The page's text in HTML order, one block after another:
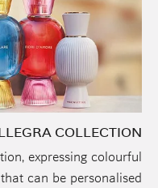
COLLECTION
expressing colourful
can be personalised